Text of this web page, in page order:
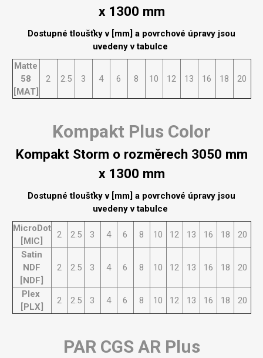
x 1300 mm
Dostupné tloušťky v [mm] a povrchové úpravy jsou
uvedeny v tabulce
Matte
58
[MAT]
2 2.5 3 4 6 8 10 12 13 16 18 20
Kompakt Plus Color
Kompakt Storm o rozměrech 3050 mm
x 1300 mm
Dostupné tloušťky v [mm] a povrchové úpravy jsou
uvedeny v tabulce
MicroDot
[MIC]
2 2.5 3 4 6 8 10 12 13 16 18
20
Satin
NDF
[NDF]
2 2.5 3 4 6 8 10 12 13 16 18 20
Plex
[PLX]
2 2.5 3 4 6 8 10 12 13 16 18 20
PAR CGS AR Plus